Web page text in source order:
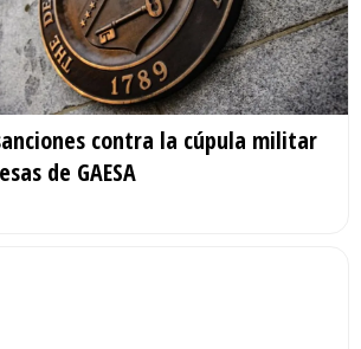
contra la cúpula militar
de GAESA